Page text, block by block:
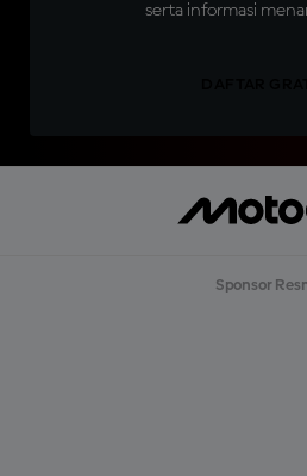
serta informasi
Sponsor